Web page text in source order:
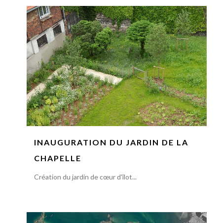
INAUGURATION DU JARDIN DE LA
CHAPELLE
Création du jardin de cœur d'îlot...